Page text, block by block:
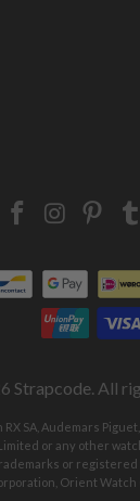
EmailStrapcode
Facebook
Strapcode. All
SA, Audemars
or any other
or registered
Orient